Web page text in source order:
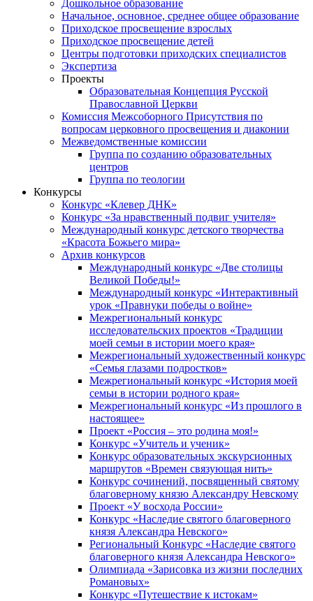
Дошкольное образование
Начальное, основное, среднее общее образование
Приходское просвещение взрослых
Приходское просвещение детей
Центры подготовки приходских специалистов
Экспертиза
Проекты
Образовательная Концепция Русской
Православной Церкви
Комиссия Межсоборного Присутствия по
вопросам церковного просвещения и диаконии
Межведомственные комиссии
Группа по созданию образовательных
центров
Группа по теологии
Конкурсы
Конкурс «Клевер ДНК»
Конкурс «За нравственный подвиг учителя»
Международный конкурс детского творчества
«Красота Божьего мира»
Архив конкурсов
Международный конкурс «Две столицы
Великой Победы!»
Международный конкурс «Интерактивный
урок «Правнуки победы о войне»
Межрегиональный конкурс
исследовательских проектов «Традиции
моей семьи в истории моего края»
Межрегиональный художественный конкурс
«Семья глазами подростков»
Межрегиональный конкурс «История моей
семьи в истории родного края»
Межрегиональный конкурс «Из прошлого в
настоящее»
Проект «Россия – это родина моя!»
Конкурс «Учитель и ученик»
Конкурс образовательных экскурсионных
маршрутов «Времен связующая нить»
Конкурс сочинений, посвященный святому
благоверному князю Александру Невскому
Проект «У восхода России»
Конкурс «Наследие святого благоверного
князя Александра Невского»
Региональный Конкурс «Наследие святого
благоверного князя Александра Невского»
Олимпиада «Зарисовка из жизни последних
Романовых»
Конкурс «Путешествие к истокам»